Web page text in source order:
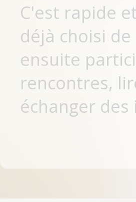
C'est rapide
déjà choisi
ensuite
rencontres,
échanger